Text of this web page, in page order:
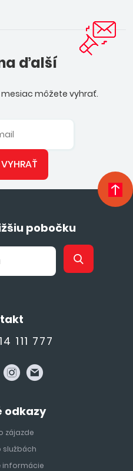
ďalší
môžete vyhrať.
pobočku
111 777
odkazy
zájazde
službách
informácie